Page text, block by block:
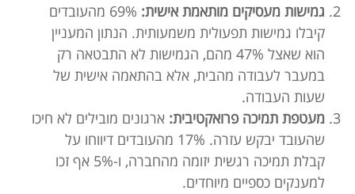
גמישות מעסיקים מותאמת אישית:
69% מהעובדים
קיבלו גמישות תפעולית משמעותית. הנתון המעניין
הוא שאצל 47% מהם, הגמישות לא התבטאה רק
במעבר לעבודה מהבית, אלא בהתאמה אישית של
שעות העבודה.
מעטפת תמיכה פרואקטיבית: ארגונים מובילים לא חיכו
שהעובד יבקש עזרה. 17% מהעובדים דיווחו על
קבלת תמיכה רגשית יזומה מהחברה, ו-5% אף זכו
למענקים כספיים מיוחדים.